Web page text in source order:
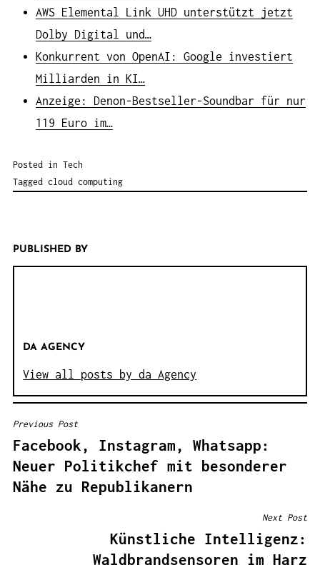
AWS Elemental Link UHD unterstützt jetzt
Dolby Digital und…
Konkurrent von OpenAI: Google investiert
Milliarden in KI…
Anzeige: Denon-Bestseller-Soundbar für nur
119 Euro im…
Posted in Tech
Tagged cloud computing
PUBLISHED BY
DA AGENCY
View all posts by da Agency
B
E
I
T
Previous Post
Facebook, Instagram, Whatsapp:
Neuer Politikchef mit besonderer
Nähe zu Republikanern
Next Post
Künstliche Intelligenz:
Waldbrandsensoren im Harz